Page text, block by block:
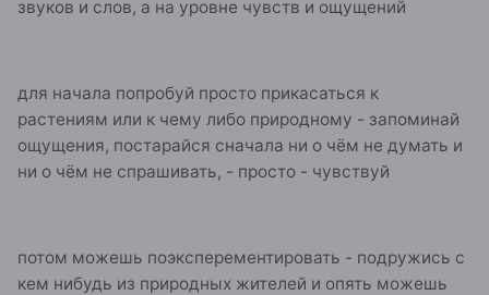
звуков и слов, а на уровне чувств и ощущений
для начала попробуй просто прикасаться к
растениям или к чему либо природному - запоминай
ощущения, постарайся сначала ни о чём не думать и
ни о чём не спрашивать, - просто - чувствуй
потом можешь поэксперементировать - подружись с
кем нибудь из природных жителей и опять можешь